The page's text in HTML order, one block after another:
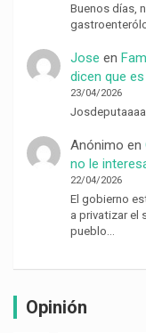
Buenos días,
Jose en
dicen que
23/04/2026
Josdeputaaaa
Anónimo en
no le
22/04/2026
El gobierno
a privatizar el
pueblo…
Opinión